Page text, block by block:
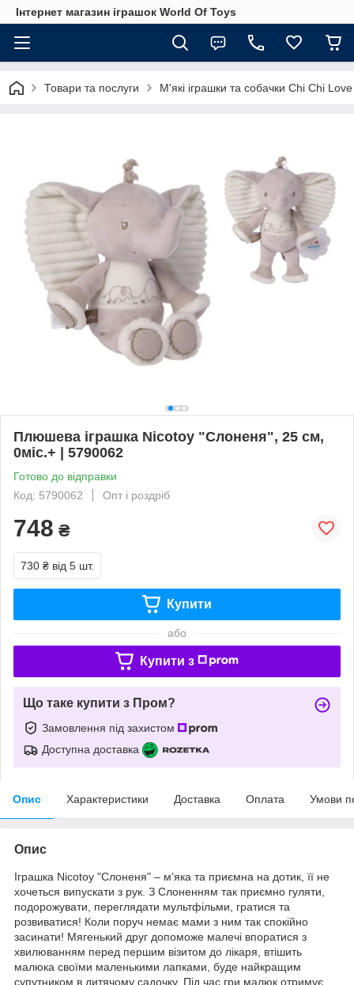
Інтернет магазин іграшок World Of Toys
Товари та послуги М'які іграшки та собачки Chi Chi Love
Плюшева іграшка Nicotoy "Слоненя", 25 см,
0міс.+ | 5790062
Готово до відправки
Код: 5790062
Опт і роздріб
748 ₴
730 ₴ від 5 шт.
Купити
або
Купити з
Що таке купити з Пром?
Замовлення під захистом
Доступна доставка
Опис Характеристики Доставка Оплата Умови
Опис
Іграшка Nicotoy "Слоненя" – м’яка та приємна на дотик, її не
хочеться випускати з рук. З Слоненням так приємно гуляти,
подорожувати, переглядати мультфільми, гратися та
розвиватися! Коли поруч немає мами з ним так спокійно
засинати! Мягенький друг допоможе малечі впоратися з
хвилюванням перед першим візитом до лікаря, втішить
малюка своїми маленькими лапками, буде найкращим
супутником в дитячому садочку. Під час гри малюк отримує